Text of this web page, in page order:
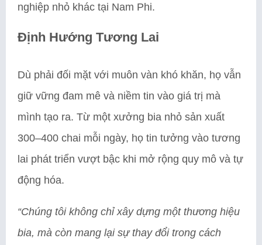
nghiệp nhỏ khác tại Nam Phi.
Định Hướng Tương Lai
Dù phải đối mặt với muôn vàn khó khăn, họ vẫn
giữ vững đam mê và niềm tin vào giá trị mà
mình tạo ra. Từ một xưởng bia nhỏ sản xuất
300–400 chai mỗi ngày, họ tin tưởng vào tương
lai phát triển vượt bậc khi mở rộng quy mô và tự
động hóa.
“Chúng tôi không chỉ xây dựng một thương hiệu
bia, mà còn mang lại sự thay đổi trong cách